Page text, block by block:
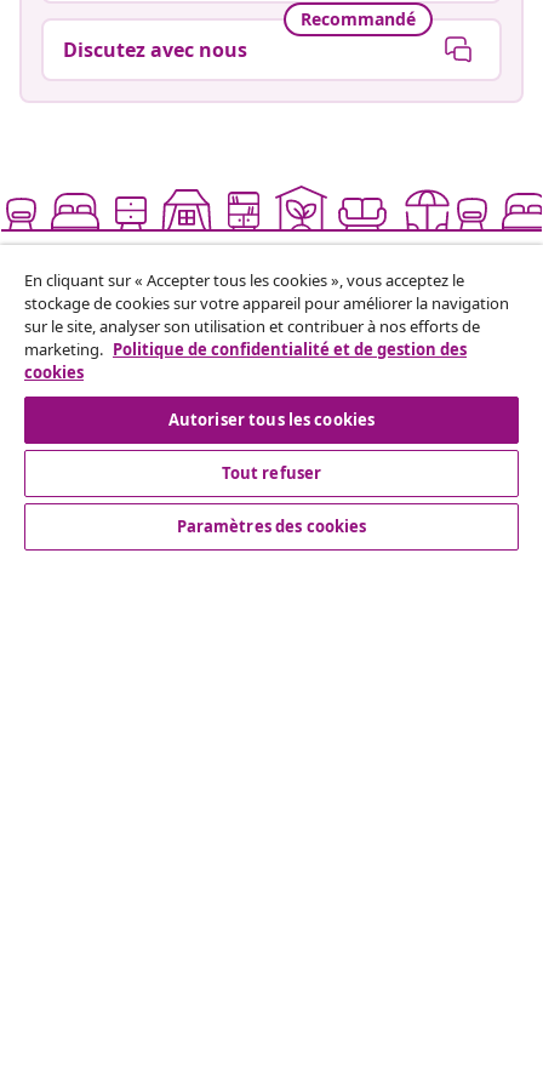
Recommandé
Discutez avec nous
Vivre mieux pour moins
Modes de paiement pris en charge
Inscrivez-vous à notre newsletter
En cliquant sur « Accepter tous les cookies », vous acceptez le
stockage de cookies sur votre appareil pour améliorer la navigation
sur le site, analyser son utilisation et contribuer à nos efforts de
marketing. Politique de confidentialité et de gestion des
cookies
Autoriser tous les cookies
Tout refuser
Paramètres des cookies